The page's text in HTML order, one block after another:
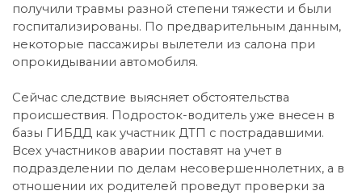
получили травмы разной степени тяжести и были
госпитализированы. По предварительным данным,
некоторые пассажиры вылетели из салона при
опрокидывании автомобиля.
Сейчас следствие выясняет обстоятельства
происшествия. Подросток-водитель уже внесен в
базы ГИБДД как участник ДТП с пострадавшими.
Всех участников аварии поставят на учет в
подразделении по делам несовершеннолетних, а в
отношении их родителей проведут проверки за